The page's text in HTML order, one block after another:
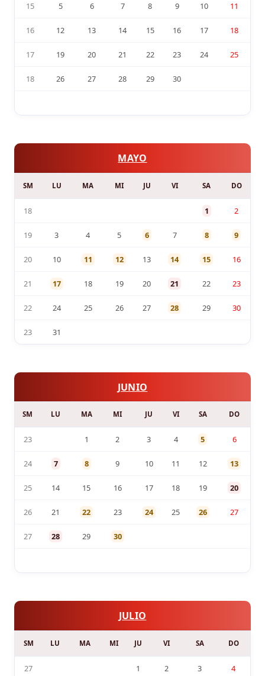
15 5 6 7 8 9 10 11
16 12 13 14 15 16 17 18
17 19 20 21 22 23 24 25
18 26 27 28 29 30
MAYO
SM LU MA MI JU VI SA DO
18 1 2
19 3 4 5 6 7 8 9
20 10 11 12 13 14 15 16
21 17 18 19 20 21 22 23
22 24 25 26 27 28 29 30
23 31
JUNIO
SM LU MA MI JU VI SA DO
23 1 2 3 4 5 6
24 7 8 9 10 11 12 13
25 14 15 16 17 18 19 20
26 21 22 23 24 25 26 27
27 28 29 30
JULIO
SM LU MA MI JU VI SA DO
27 1 2 3 4